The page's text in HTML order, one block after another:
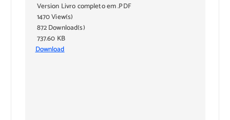
Version Livro completo em .PDF
1470 View(s)
872 Download(s)
737.60 KB
Download